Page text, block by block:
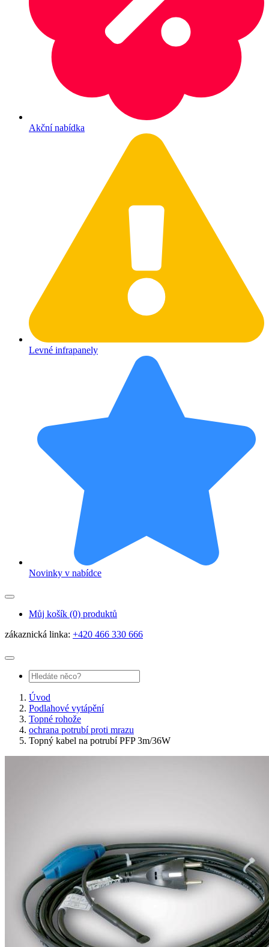
Akční nabídka
Levné infrapanely
Novinky v nabídce
Můj košík (0) produktů
zákaznická linka: +420 466 330 666
Úvod
Podlahové vytápění
Topné rohože
ochrana potrubí proti mrazu
Topný kabel na potrubí PFP 3m/36W